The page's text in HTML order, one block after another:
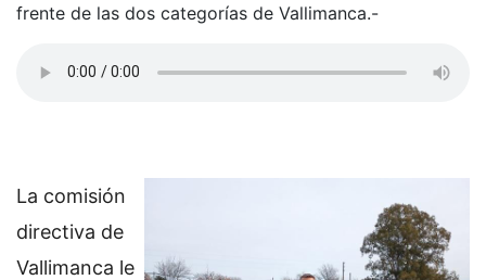
frente de las dos categorías de Vallimanca.-
La comisión
directiva de
Vallimanca le